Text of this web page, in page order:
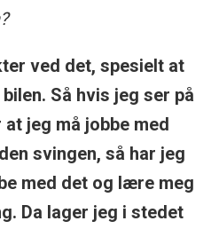
ved det, spesielt at
Så hvis jeg ser på
jeg må jobbe med
svingen, så har jeg
med det og lære meg
Da lager jeg i stedet